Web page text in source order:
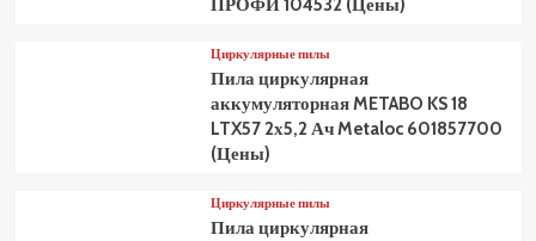
ПРОФИ 104532 (Цены)
Циркулярные пилы
Пила циркулярная
аккумуляторная METABO KS 18
LTX57 2х5,2 Ач Metaloc 601857700
(Цены)
Циркулярные пилы
Пила циркулярная